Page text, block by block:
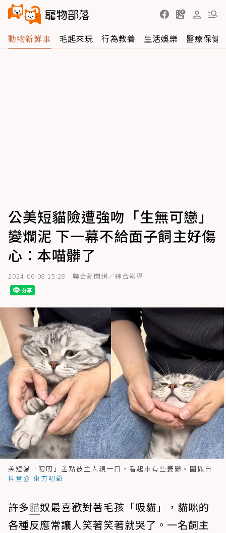
動物新鮮事 毛起來玩 行為教養 生活娛樂 醫療保健
公美短貓險遭強吻「生無可戀」
變爛泥 下一幕不給面子飼主好傷
心：本喵髒了
2024-06-08 15:28 聯合新聞網／綜合報導
美短貓「叨叨」差點被主人親一口，看起來有些憂鬱。圖擷自
抖音@ 東方叨爺
許多貓奴最喜歡對著毛孩「吸貓」，貓咪的
各種反應常讓人笑著笑著就哭了。一名飼主